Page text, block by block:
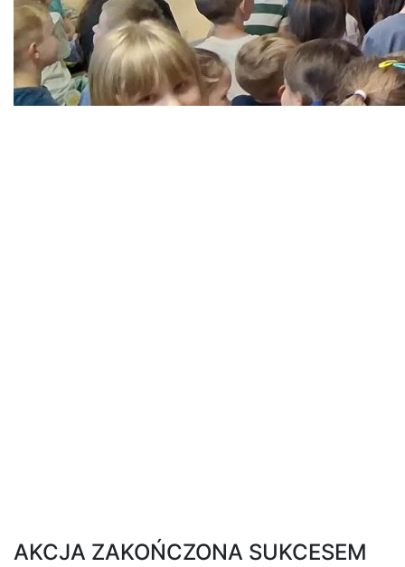
AKCJA ZAKOŃCZONA SUKCESEM